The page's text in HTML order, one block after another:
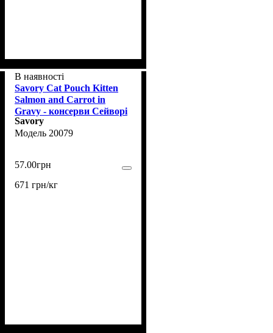
В наявності
Savory Cat Pouch Kitten
Salmon and Carrot in
Gravy - консерви Сейворі
для кошенят у соусі з
лососем та морквою 85 г
Savory
20079
57.00грн
671 грн/кг